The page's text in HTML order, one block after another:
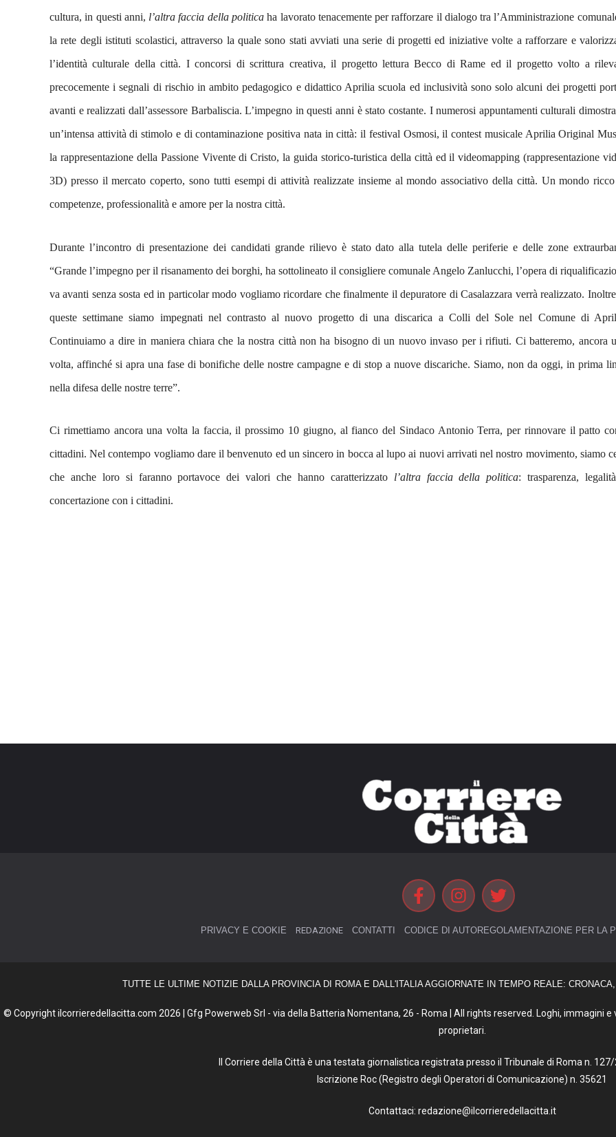
cultura, in questi anni, l’altra faccia della politicaha lavorato tenacemente per rafforzare il dialogo tra l’Amministrazione
la rete degli istituti scolastici, attraverso la quale sono stati avviati una serie di progetti ed iniziative volte a rafforzare e
l’identità culturale della città. I concorsi di scrittura creativa, il progetto lettura Becco di Rame ed il progetto volto a
precocemente i segnali di rischio in ambito pedagogico e didattico Aprilia scuola ed inclusività sono solo alcuni dei progetti
avanti e realizzati dall’assessore Barbaliscia. L’impegno in questi anni è stato costante. I numerosi appuntamenti culturali
un’intensa attività di stimolo e di contaminazione positiva nata in città: il festival Osmosi, il contest musicale Aprilia Original
la rappresentazione della Passione Vivente di Cristo, la guida storico-turistica della città ed il videomapping (rappresentazione
3D) presso il mercato coperto, sono tutti esempi di attività realizzate insieme al mondo associativo della città. Un mondo
competenze, professionalità e amore per la nostra città.
Durante l’incontro di presentazione dei candidati grande rilievo è stato dato alla tutela delle periferie e delle zone
“Grande l’impegno per il risanamento dei borghi, ha sottolineato il consigliere comunale Angelo Zanlucchi, l’opera di
va avanti senza sosta ed in particolar modo vogliamo ricordare che finalmente il depuratore di Casalazzara verrà realizzato.
queste settimane siamo impegnati nel contrasto al nuovo progetto di una discarica a Colli del Sole nel Comune di
Continuiamo a dire in maniera chiara che la nostra città non ha bisogno di un nuovo invaso per i rifiuti. Ci batteremo, ancora
volta, affinché si apra una fase di bonifiche delle nostre campagne e di stop a nuove discariche. Siamo, non da oggi, in prima
nella difesa delle nostre terre”.
Ci rimettiamo ancora una volta la faccia, il prossimo 10 giugno, al fianco del Sindaco Antonio Terra, per rinnovare il patto
cittadini. Nel contempo vogliamo dare il benvenuto ed un sincero in bocca al lupo ai nuovi arrivati nel nostro movimento, siamo
che anche loro si faranno portavoce dei valori che hanno caratterizzato l’altra faccia della politica: trasparenza,
concertazione con i cittadini.
PRIVACY E COOKIE REDAZIONE CONTATTI CODICE DI AUTOREGOLAMENTAZIONE PER LA
TUTTE LE ULTIME NOTIZIE DALLA PROVINCIA DI ROMA E DALL'ITALIA AGGIORNATE IN TEMPO REALE:
© Copyright ilcorrieredellacitta.com 2026 | Gfg Powerweb Srl - via della Batteria Nomentana, 26 - Roma | All rights reserved. Loghi, immagini
proprietari.
Il Corriere della Città è una testata giornalistica registrata presso il Tribunale di Roma n.
Iscrizione Roc (Registro degli Operatori di Comunicazione) n. 35621
Contattaci: redazione@ilcorrieredellacitta.it